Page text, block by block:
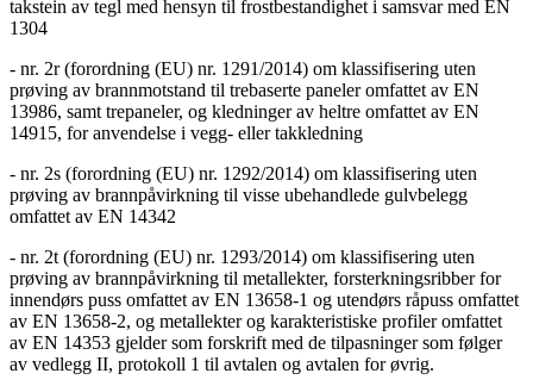
takstein av tegl med hensyn til frostbestandighet i samsvar med EN
1304
- nr. 2r (forordning (EU) nr. 1291/2014) om klassifisering uten
prøving av brannmotstand til trebaserte paneler omfattet av EN
13986, samt trepaneler, og kledninger av heltre omfattet av EN
14915, for anvendelse i vegg- eller takkledning
- nr. 2s (forordning (EU) nr. 1292/2014) om klassifisering uten
prøving av brannpåvirkning til visse ubehandlede gulvbelegg
omfattet av EN 14342
- nr. 2t (forordning (EU) nr. 1293/2014) om klassifisering uten
prøving av brannpåvirkning til metallekter, forsterkningsribber for
innendørs puss omfattet av EN 13658-1 og utendørs råpuss omfattet
av EN 13658-2, og metallekter og karakteristiske profiler omfattet
av EN 14353 gjelder som forskrift med de tilpasninger som følger
av vedlegg II, protokoll 1 til avtalen og avtalen for øvrig.